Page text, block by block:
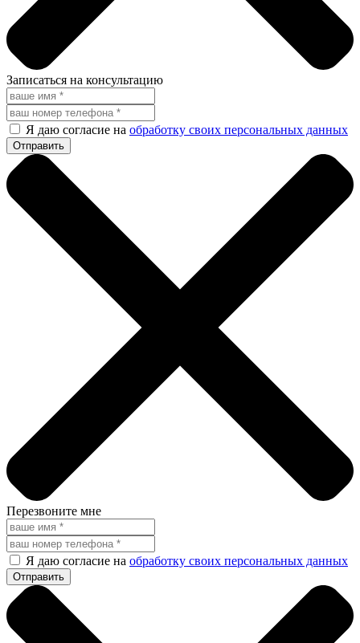
Записаться на консультацию
Я даю согласие на обработку своих персональных данных
Перезвоните мне
Я даю согласие на обработку своих персональных данных